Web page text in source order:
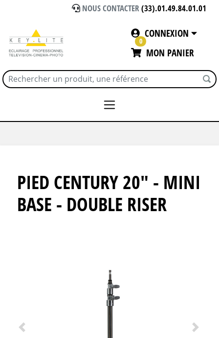
NOUS CONTACTER(33).01.49.84.01.01
CONNEXION
0
MON PANIER
PIED CENTURY 20" - MINI
BASE - DOUBLE RISER
Previous Next